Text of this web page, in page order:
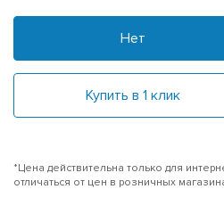
Нет
Купить в 1 клик
*Цена действительна только для
отличаться от цен в розничных